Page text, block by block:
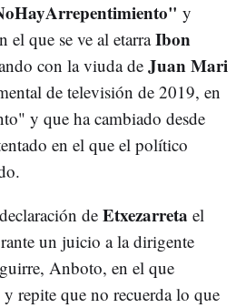
y
el que se ve al etarraIbon
con la viuda deJuan Mari
de televisión de 2019, en
y que ha cambiado desde
en el que el político
de Etxezarreta el
un juicio a la dirigente
Anboto, en el que
repite que no recuerda lo que